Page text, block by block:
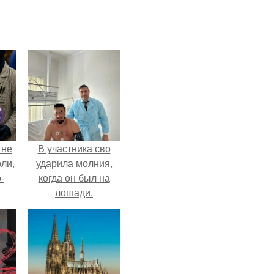
В участника сво
ударила молния,
когда он был на
лошади.